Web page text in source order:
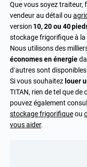
Que vous soyez traiteur,
vendeur au détail ou
version 10, 20 ou 40
stockage frigorifique à la
Nous utilisons des
économes en énergie
d’autres sont
Si vous souhaitez louer
TITAN, rien de tel que de
pouvez également
stockage frigorifiqueou
vous aider.